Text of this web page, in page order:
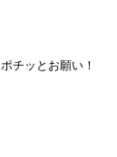
チッとお願い！